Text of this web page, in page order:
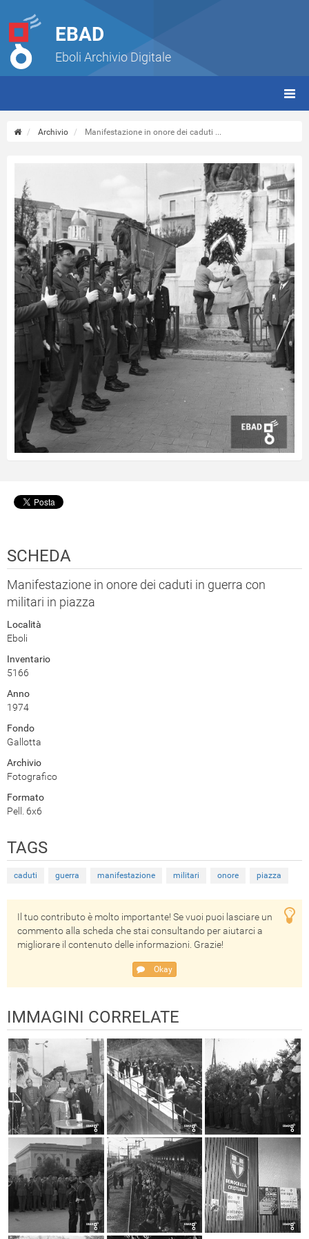
EBAD
Eboli Archivio Digitale
Archivio Manifestazione in onore dei caduti ...
SCHEDA
Manifestazione in onore dei caduti in guerra con
militari in piazza
Località
Eboli
Inventario
5166
Anno
1974
Fondo
Gallotta
Archivio
Fotografico
Formato
Pell. 6x6
TAGS
caduti guerra manifestazione militari onore piazza
Il tuo contributo è molto importante! Se vuoi puoi lasciare un
commento alla scheda che stai consultando per aiutarci a
migliorare il contenuto delle informazioni. Grazie!
Okay
IMMAGINI CORRELATE